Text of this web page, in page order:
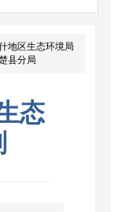
地区生态环境局
县分局
态